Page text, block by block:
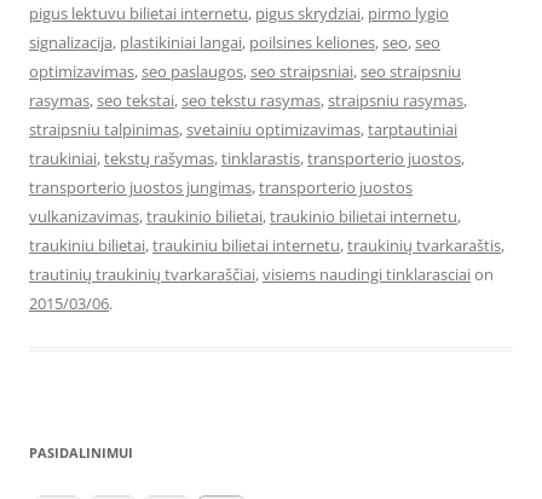
pigus lektuvu bilietai internetu, pigus skrydziai, pirmo lygio
signalizacija, plastikiniai langai, poilsines keliones,seo,seo
optimizavimas,seo paslaugos,seo straipsniai,seo straipsniu
rasymas,seo tekstai,seo tekstu rasymas,straipsniu rasymas,
straipsniu talpinimas,svetainiu optimizavimas,tarptautiniai
traukiniai,tekstų rašymas,tinklarastis,transporterio juostos,
transporterio juostos jungimas,transporterio juostos
vulkanizavimas,traukinio bilietai,traukinio bilietai internetu,
traukiniu bilietai,traukiniu bilietai internetu,traukinių tvarkaraštis,
trautinių traukinių tvarkaraščiai,visiems naudingi tinklarasciaion
2015/03/06.
PASIDALINIMUI